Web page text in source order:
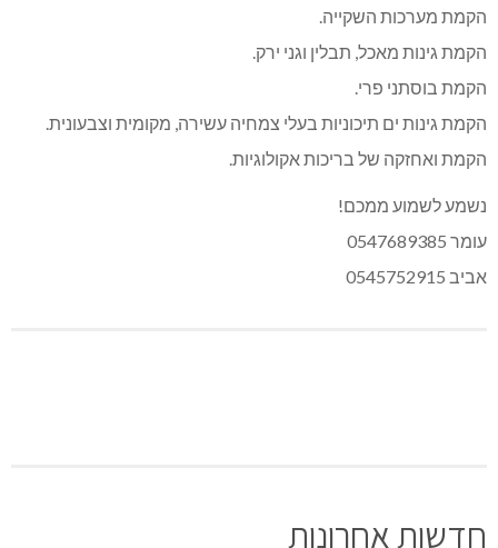
הקמת מערכות השקייה.
הקמת גינות מאכל, תבלין וגני ירק.
הקמת בוסתני פרי.
הקמת גינות ים תיכוניות בעלי צמחיה עשירה, מקומית וצבעונית.
הקמת ואחזקה של בריכות אקולוגיות.
נשמע לשמוע ממכם!
עומר 0547689385
אביב 0545752915
חדשות אחרונות